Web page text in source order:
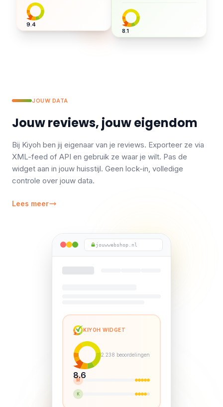
9.4
8.1
jouwwebshop.nl
KIYOH WIDGET
8.6
2.238 beoordelingen
M
K
JOUW DATA
Jouw reviews, jouw eigendom
Bij Kiyoh ben jij eigenaar van je reviews. Exporteer ze via
XML-feed of API en gebruik ze waar je wilt. Pas de
widget aan in jouw huisstijl. Geen lock-in, volledige
controle over jouw data.
Lees meer